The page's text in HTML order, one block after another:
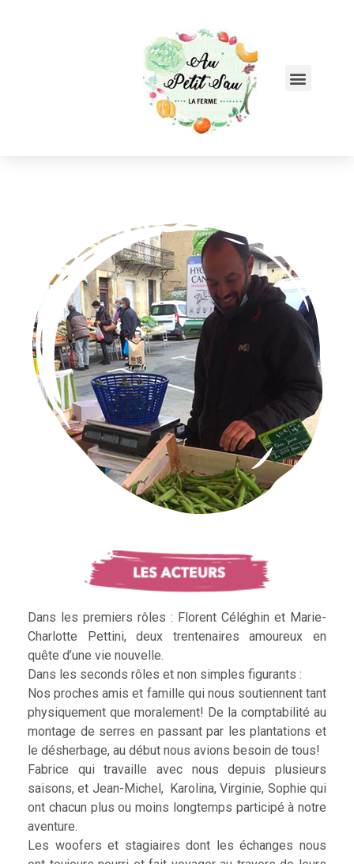
Dans les premiers rôles : Florent Céléghin et Marie-
Charlotte Pettini, deux trentenaires amoureux en
quête d’une vie nouvelle.
Dans les seconds rôles et non simples figurants :
Nos proches amis et famille qui nous soutiennent tant
physiquement que moralement! De la comptabilité au
montage de serres en passant par les plantations et
le désherbage, au début nous avions besoin de tous!
Fabrice qui travaille avec nous depuis plusieurs
saisons, et Jean-Michel, Karolina, Virginie, Sophie qui
ont chacun plus ou moins longtemps participé à notre
aventure.
Les woofers et stagiaires dont les échanges nous